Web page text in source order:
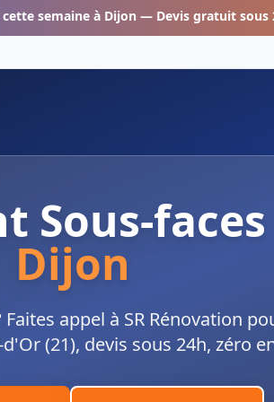
semaine à Dijon — Devis gratuit sous
Sous-faces
Dijon
appel à SR Rénovation
(21), devis sous 24h, zéro